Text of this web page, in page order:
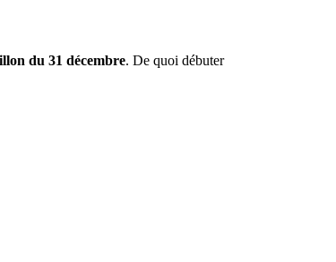
du 31 décembre. De quoi débuter